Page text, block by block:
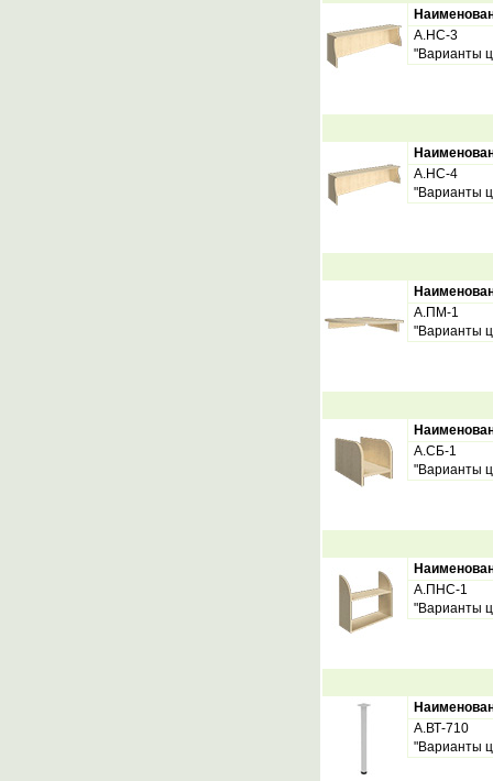
А.НС-3
"Варианты
А.НС-4
"Варианты
А.ПМ-1
"Варианты
А.СБ-1
"Варианты
А.ПНС-1
"Варианты
А.ВТ-710
"Варианты